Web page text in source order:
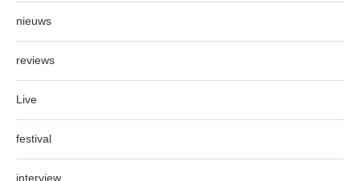
nieuws
reviews
Live
festival
interview